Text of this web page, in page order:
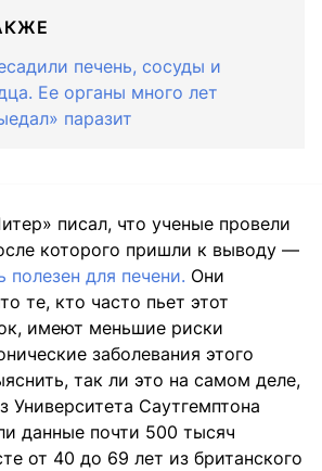
печень, сосуды и
Ее органы много лет
паразит
писал, что ученые провели
которого пришли к выводу —
для печени. Они
те, кто часто пьет этот
имеют меньшие риски
заболевания этого
так ли это на самом деле,
Университета Саутгемптона
данные почти 500 тысяч
от 40 до 69 лет из британского